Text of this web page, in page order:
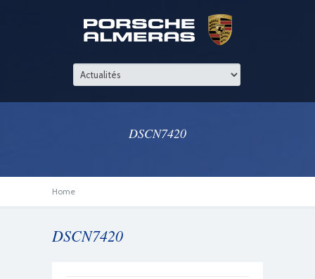
DSCN7420
Home
DSCN7420